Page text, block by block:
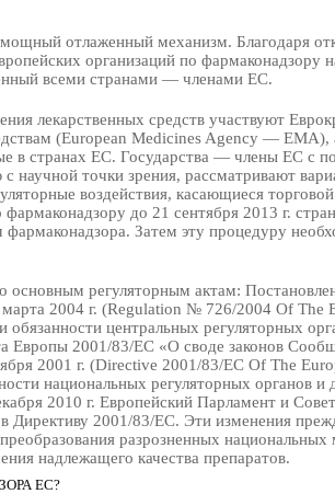
отлаженный механизм. Благодаря
организаций по фармаконадзору
всеми странами — членами ЕС.
лекарственных средств участвуют
(European Medicines Agency — EMA),
в странах ЕС. Государства — члены ЕС с
научной точки зрения, рассматривают
воздействия, касающиеся
до 21 сентября 2013 г.
Затем эту процедуру
основным регуляторным актам:
2004 г. (Regulation № 726/2004 Of The
центральных регуляторных
Европы 2001/83/EС «О своде законов
2001 г. (Directive 2001/83/EС Of The
национальных регуляторных органов и
2010 г. Европейский Парламент и
2001/83/ЕС. Эти изменения
разрозненных национальных
надлежащего качества препаратов.
ЕС?